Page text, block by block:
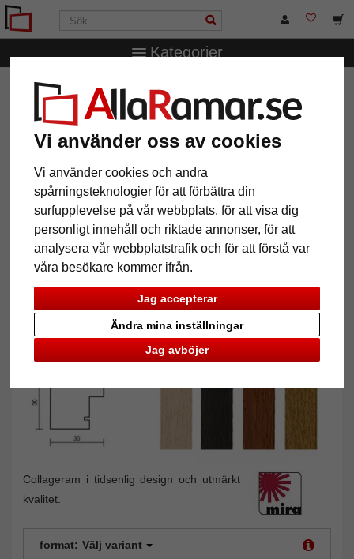
Vi använder oss av cookies
Vi använder cookies och andra
spårningsteknologier för att förbättra din
surfupplevelse på vår webbplats, för att visa dig
personligt innehåll och riktade annonser, för att
analysera vår webbplatstrafik och för att förstå var
våra besökare kommer ifrån.
Jag accepterar
Jag avböjer
Ändra mina inställningar
Kategorier
AllaRamar.se Ramtyp
Collageram Calais
Collageram i tidsenlig design och utmärkt
kvalitet.
format: Välj variant